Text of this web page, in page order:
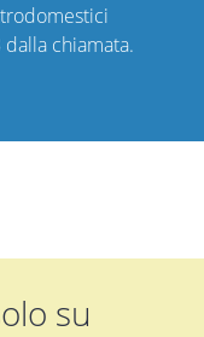
chiamata.
su